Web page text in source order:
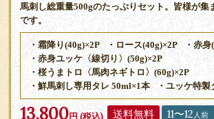
馬刺し総重量500gのたっぷりセット。皆様が集
です。
・霜降り(40g)×2P ・ロース(40g)×2P
・赤
・赤身ユッケ〈線切り〉(50g)×2P
・桜うまトロ〈馬肉ネギトロ〉(60g)×2P
・鮮馬刺し専用タレ 50ml×1本
・ユッケ特製
13,800円 (税込) 送料無料 11〜12 人前